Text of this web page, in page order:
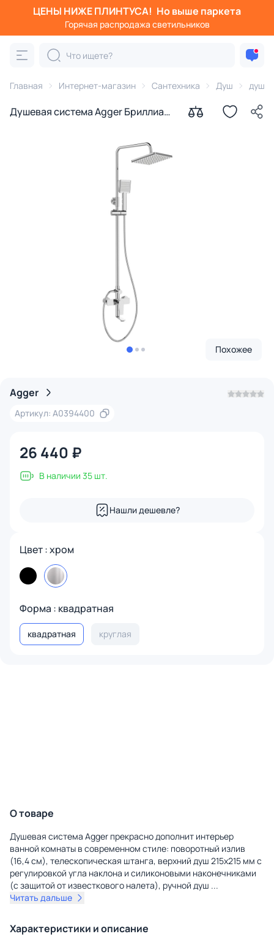
ЦЕНЫ НИЖЕ ПЛИНТУСА! Но выше паркета
Горячая распродажа светильников
Главная Интернет-магазин Сантехника Душ
Душевая система Agger Бриллиант
Похожее
Agger
Артикул: A0394400
26 440 ₽
В наличии 35 шт.
Нашли дешевле?
Цвет : хром
Форма : квадратная
квадратная круглая
О товаре
Душевая система Agger прекрасно дополнит интерьер
ванной комнаты в современном стиле: поворотный излив
(16,4 см), телескопическая штанга, верхний душ 215х215 мм с
регулировкой угла наклона и силиконовыми наконечниками
(с защитой от известкового налета), ручной душ ...
Читать дальше
Характеристики и описание